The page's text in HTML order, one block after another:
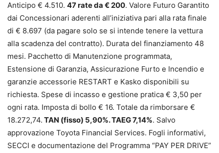
Anticipo € 4.510. 47 rate da € 200. Valore Futuro Garantito
dai Concessionari aderenti all’iniziativa pari alla rata finale
di € 8.697 (da pagare solo se si intende tenere la vettura
alla scadenza del contratto). Durata del finanziamento 48
mesi. Pacchetto di Manutenzione programmata,
Estensione di Garanzia, Assicurazione Furto e Incendio e
garanzie accessorie RESTART e Kasko disponibili su
richiesta. Spese di incasso e gestione pratica € 3,50 per
ogni rata. Imposta di bollo € 16. Totale da rimborsare €
18.272,74. TAN (fisso) 5,90%. TAEG 7,14%. Salvo
approvazione Toyota Financial Services. Fogli informativi,
SECCI e documentazione del Programma “PAY PER DRIVE”